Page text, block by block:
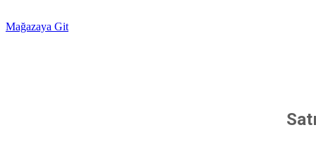
Mağazaya Git